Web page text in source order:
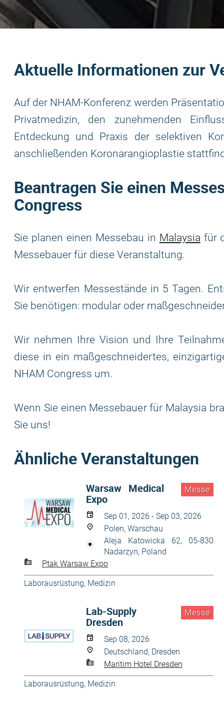
Aktuelle Informationen zur
Auf der NHAM-Konferenz werden
Privatmedizin, den zunehmenden
Entdeckung und Praxis der selektiven
anschließenden Koronarangioplastie
Beantragen Sie einen
Congress
Sie planen einen Messebau in Malaysia für
Messebauer für diese Veranstaltung.
Wir entwerfen Messestände in 5 Tagen.
Sie benötigen: modular oder
Wir nehmen Ihre Vision und Ihre
diese in ein maßgeschneidertes,
NHAM Congress um.
Wenn Sie einen Messebauer für Malaysia
Sie uns!
Ähnliche Veranstaltungen
Messe
Warsaw Medical
Expo
Sep 01, 2026 - Sep 03, 2026
Polen, Warschau
Aleja Katowicka 62, 05-830
Nadarzyn, Poland
Ptak Warsaw Expo
Laborausrüstung, Medizin
Messe
Lab-Supply
Dresden
Sep 08, 2026
Deutschland, Dresden
Maritim Hotel Dresden
Laborausrüstung, Medizin